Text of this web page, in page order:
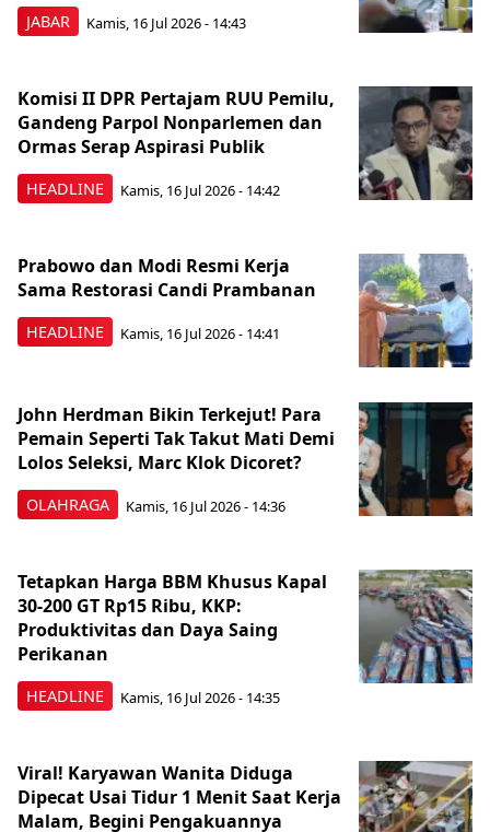
JABAR Kamis, 16 Jul 2026 - 14:43
HEADLINE
Komisi II DPR Pertajam RUU Pemilu,
Gandeng Parpol Nonparlemen dan
Ormas Serap Aspirasi Publik
Kamis, 16 Jul 2026 - 14:42
HEADLINE
Prabowo dan Modi Resmi Kerja
Sama Restorasi Candi Prambanan
Kamis, 16 Jul 2026 - 14:41
OLAHRAGA
John Herdman Bikin Terkejut! Para
Pemain Seperti Tak Takut Mati Demi
Lolos Seleksi, Marc Klok Dicoret?
Kamis, 16 Jul 2026 - 14:36
HEADLINE
Tetapkan Harga BBM Khusus Kapal
30-200 GT Rp15 Ribu, KKP:
Produktivitas dan Daya Saing
Perikanan
Kamis, 16 Jul 2026 - 14:35
Viral! Karyawan Wanita Diduga
Dipecat Usai Tidur 1 Menit Saat Kerja
Malam, Begini Pengakuannya